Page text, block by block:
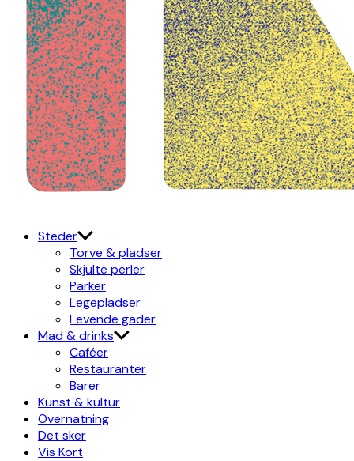
Steder
Torve & pladser
Skjulte perler
Parker
Legepladser
Levende gader
Mad & drinks
Caféer
Restauranter
Barer
Kunst & kultur
Overnatning
Det sker
Vis Kort